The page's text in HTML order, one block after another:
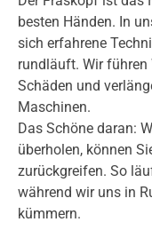
besten Händen. In
sich erfahrene
rundläuft. Wir führen
Schäden und
Maschinen.
Das Schöne daran:
überholen, können
zurückgreifen. So
während wir uns in
kümmern.